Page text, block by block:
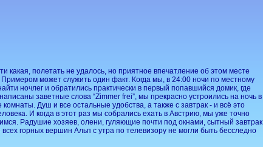
какая, полетать не удалось, но приятное впечатление об этом месте
Примером может служить один факт. Когда мы, в 24:00 ночи по местному
ночлег и обратились практически в первый попавшийся домик, где
заветные слова “Zimmer frei”, мы прекрасно устроились на ночь в
Душ и все остальные удобства, а также с завтрак - и всё это
И когда в этот раз мы собрались ехать в Австрию, мы уже точно
Радушие хозяев, олени, гуляющие почти под окнами, сытный завтрак
всех горных вершин Альп с утра по телевизору не могли быть бесследно